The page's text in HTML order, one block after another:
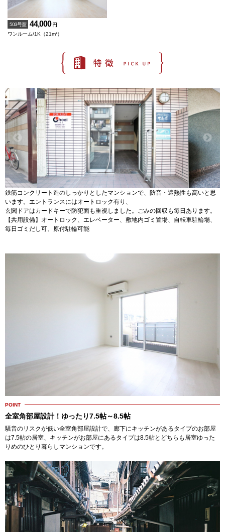
503号室 44,000 円
ワンルーム/1K（21m²）
鉄筋コンクリート造のしっかりとしたマンションで、防音・遮熱性も高いと思
います。エントランスにはオートロック有り、
玄関ドアはカードキーで防犯面も重視しました。ごみの回収も毎日あります。
【共用設備】オートロック、エレベーター、敷地内ゴミ置場、自転車駐輪場、
毎日ゴミだし可、原付駐輪可能
POINT
全室角部屋設計！ゆったり7.5帖～8.5帖
騒音のリスクが低い全室角部屋設計で、廊下にキッチンがあるタイプのお部屋
は7.5帖の居室、キッチンがお部屋にあるタイプは8.5帖とどちらも居室ゆった
りめのひとり暮らしマンションです。